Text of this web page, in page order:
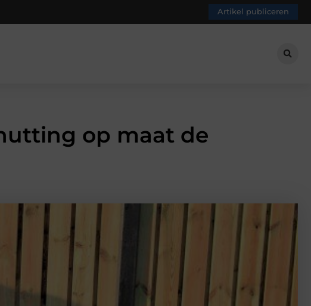
Artikel publiceren
op maat de